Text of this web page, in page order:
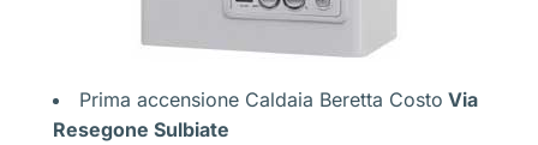
Prima accensione Caldaia Beretta Costo Via
Resegone Sulbiate